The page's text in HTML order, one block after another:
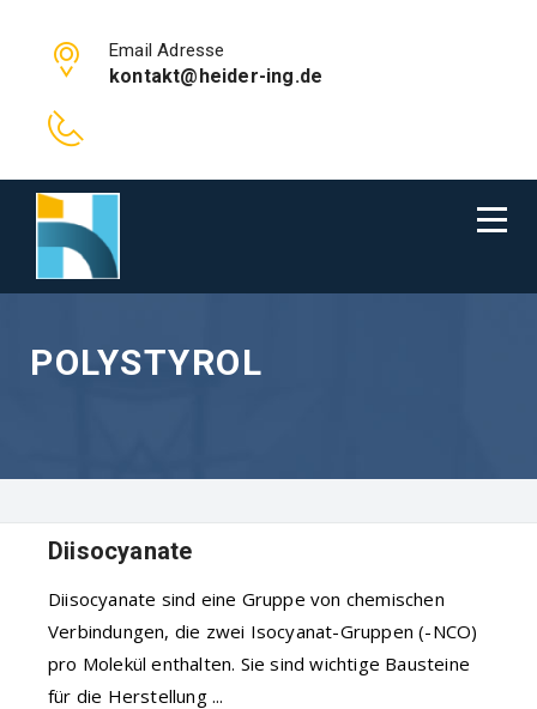
Email Adresse
kontakt@heider-ing.de
POLYSTYROL
Diisocyanate
Diisocyanate sind eine Gruppe von chemischen
Verbindungen, die zwei Isocyanat-Gruppen (-NCO)
pro Molekül enthalten. Sie sind wichtige Bausteine
für die Herstellung ...